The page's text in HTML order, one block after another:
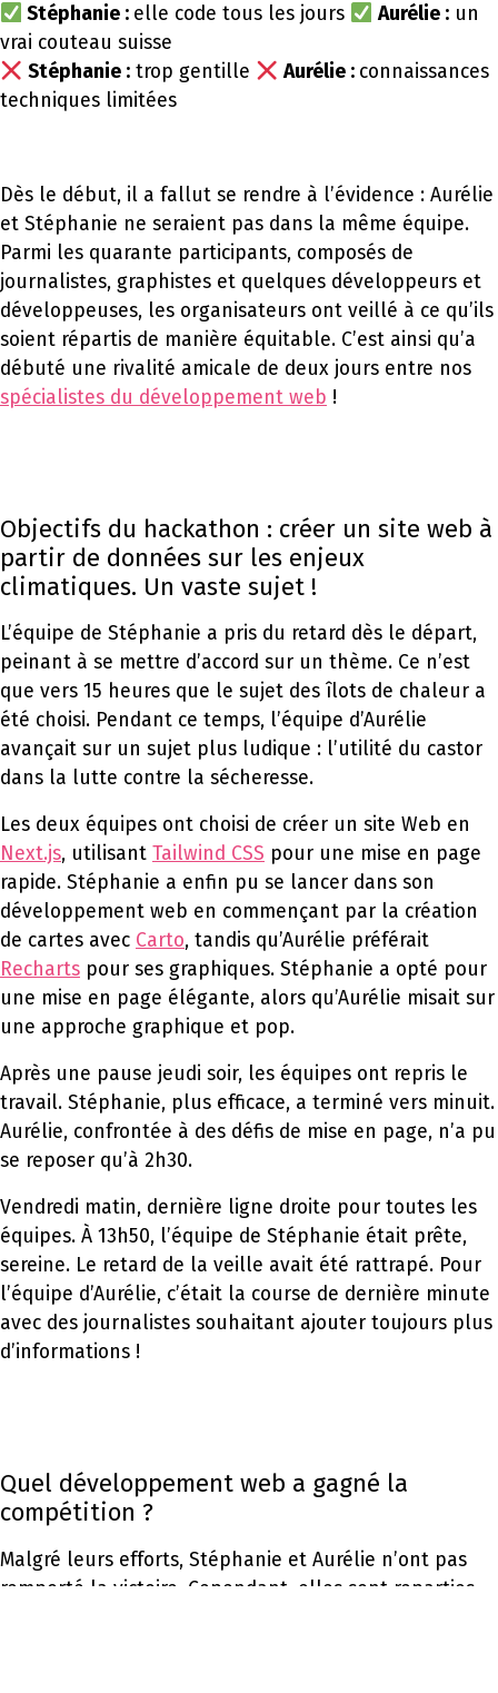
Stéphanie : elle code tous les jours Aurélie : un
vrai couteau suisse
Stéphanie : trop gentille Aurélie : connaissances
techniques limitées
Dès le début, il a fallut se rendre à l’évidence : Aurélie
et Stéphanie ne seraient pas dans la même équipe.
Parmi les quarante participants, composés de
journalistes, graphistes et quelques développeurs et
développeuses, les organisateurs ont veillé à ce qu’ils
soient répartis de manière équitable. C’est ainsi qu’a
débuté une rivalité amicale de deux jours entre nos
spécialistes du développement web !
Objectifs du hackathon : créer un site web à
partir de données sur les enjeux
climatiques. Un vaste sujet !
L’équipe de Stéphanie a pris du retard dès le départ,
peinant à se mettre d’accord sur un thème. Ce n’est
que vers 15 heures que le sujet des îlots de chaleur a
été choisi. Pendant ce temps, l’équipe d’Aurélie
avançait sur un sujet plus ludique : l’utilité du castor
dans la lutte contre la sécheresse.
Les deux équipes ont choisi de créer un site Web en
Next.js, utilisant Tailwind CSS pour une mise en page
rapide. Stéphanie a enfin pu se lancer dans son
développement web en commençant par la création
de cartes avec Carto, tandis qu’Aurélie préférait
Recharts pour ses graphiques. Stéphanie a opté pour
une mise en page élégante, alors qu’Aurélie misait sur
une approche graphique et pop.
Après une pause jeudi soir, les équipes ont repris le
travail. Stéphanie, plus efficace, a terminé vers minuit.
Aurélie, confrontée à des défis de mise en page, n’a pu
se reposer qu’à 2h30.
Vendredi matin, dernière ligne droite pour toutes les
équipes. À 13h50, l’équipe de Stéphanie était prête,
sereine. Le retard de la veille avait été rattrapé. Pour
l’équipe d’Aurélie, c’était la course de dernière minute
avec des journalistes souhaitant ajouter toujours plus
d’informations !
Quel développement web a gagné la
compétition ?
Malgré leurs efforts, Stéphanie et Aurélie n’ont pas
remporté la victoire. Cependant, elles sont reparties